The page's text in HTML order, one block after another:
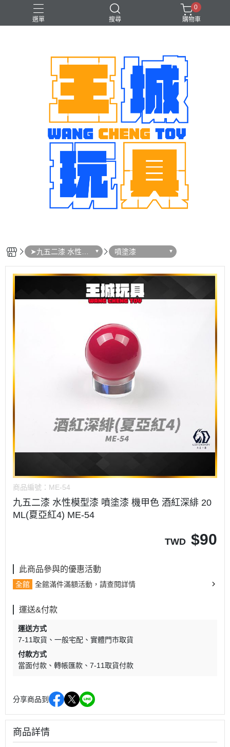
選單 搜尋
0
購物車
➤九五二漆 水性模
型漆
噴塗漆
商品編號： ME-54
九五二漆 水性模型漆 噴塗漆 機甲色 酒紅深緋 20
ML(夏亞紅4) ME-54
TWD $90
此商品參與的優惠活動
全館 全館滿件滿額活動，請查閱詳情
運送&付款
運送方式
7-11取貨
一般宅配
實體門市取貨
付款方式
當面付款
轉帳匯款 7-11取貨付款
分享商品到
商品詳情